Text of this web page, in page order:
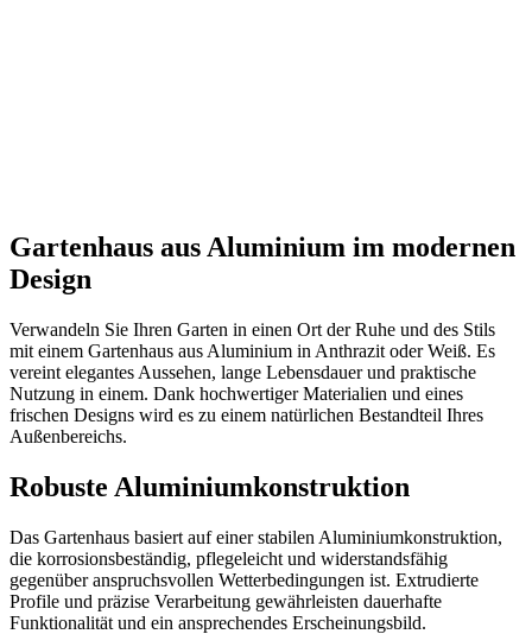
Gartenhaus aus Aluminium im modernen
Design
Verwandeln Sie Ihren Garten in einen Ort der Ruhe und des Stils
mit einem Gartenhaus aus Aluminium in Anthrazit oder Weiß. Es
vereint elegantes Aussehen, lange Lebensdauer und praktische
Nutzung in einem. Dank hochwertiger Materialien und eines
frischen Designs wird es zu einem natürlichen Bestandteil Ihres
Außenbereichs.
Robuste Aluminiumkonstruktion
Das Gartenhaus basiert auf einer stabilen Aluminiumkonstruktion,
die korrosionsbeständig, pflegeleicht und widerstandsfähig
gegenüber anspruchsvollen Wetterbedingungen ist. Extrudierte
Profile und präzise Verarbeitung gewährleisten dauerhafte
Funktionalität und ein ansprechendes Erscheinungsbild.